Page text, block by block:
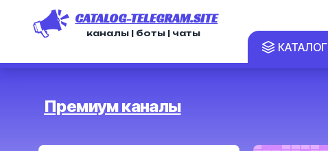
CATALOG-TELEGRAM.SITE
каналы | боты | чаты
КАТАЛОГ
Премиум каналы